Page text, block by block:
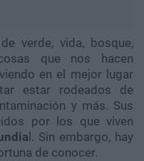
verde, vida, bosque,
que nos hacen
en el mejor lugar
estar rodeados de
y más. Sus
por los que viven
l. Sin embargo, hay
de conocer.